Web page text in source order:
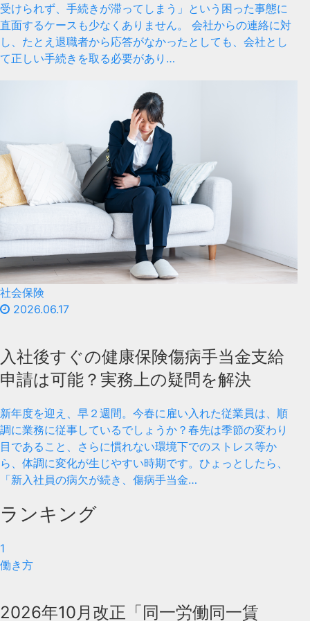
受けられず、手続きが滞ってしまう」という困った事態に
直面するケースも少なくありません。 会社からの連絡に対
し、たとえ退職者から応答がなかったとしても、会社とし
て正しい手続きを取る必要があり…
社会保険
2026.06.17
入社後すぐの健康保険傷病手当金支給
申請は可能？実務上の疑問を解決
新年度を迎え、早２週間。今春に雇い入れた従業員は、順
調に業務に従事しているでしょうか？春先は季節の変わり
目であること、さらに慣れない環境下でのストレス等か
ら、体調に変化が生じやすい時期です。ひょっとしたら、
「新入社員の病欠が続き、傷病手当金…
ランキング
1
働き方
2026年10月改正「同一労働同一賃